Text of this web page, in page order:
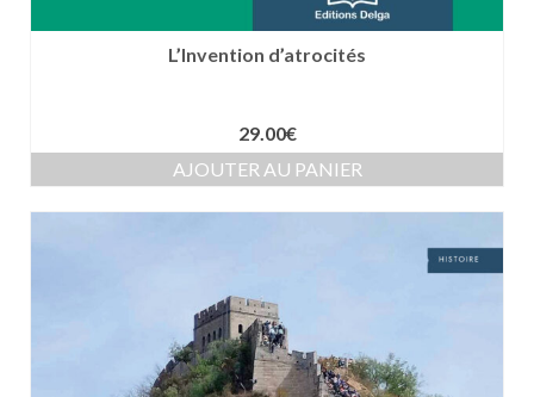
L’Invention d’atrocités
29.00€
AJOUTER AU PANIER